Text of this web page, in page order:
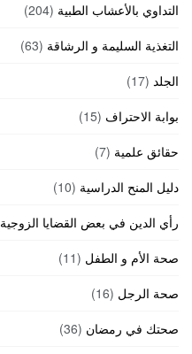
التداوي بالأعشاب الطبية (204)
التغذية السليمة و الرشاقة (63)
الجلد (17)
بوابة الاحتراف (15)
حقائق علمية (7)
دليل المنح الدراسية (10)
رأي الدين في بعض القضايا الزوجية
صحة الأم و الطفل (11)
صحة الرجل (16)
صحتك في رمضان (36)